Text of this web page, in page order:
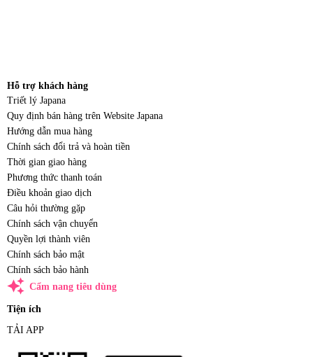
Hỗ trợ khách hàng
Triết lý Japana
Quy định bán hàng trên Website Japana
Hướng dẫn mua hàng
Chính sách đổi trả và hoàn tiền
Thời gian giao hàng
Phương thức thanh toán
Điều khoản giao dịch
Câu hỏi thường gặp
Chính sách vận chuyển
Quyền lợi thành viên
Chính sách bảo mật
Chính sách bảo hành
auto_awesome Cẩm nang tiêu dùng
Tiện ích
TẢI APP